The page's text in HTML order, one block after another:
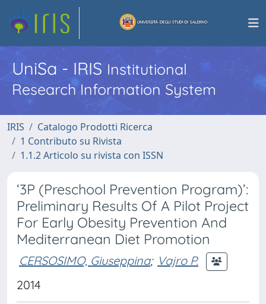
UniSa - IRISInstitutional
Research Information System
IRIS
Catalogo Prodotti Ricerca
1 Contributo su Rivista
1.1.2 Articolo su rivista con ISSN
‘3P (Preschool Prevention Program)’:
Preliminary Results Of A Pilot Project
For Early Obesity Prevention And
Mediterranean Diet Promotion
CERSOSIMO, Giuseppina; Vajro P.
2014